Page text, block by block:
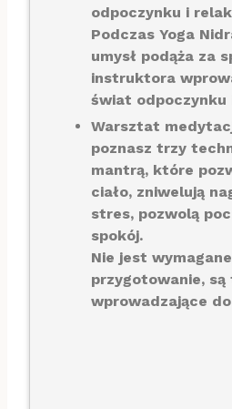
odpoczynku i
Podczas Yoga
umysł podąża za
instruktora
świat odpoczynku
Warsztat
poznasz trzy
mantrą, które
ciało, zniwelują
stres, pozwolą
spokój.
Nie jest
przygotowanie, są
wprowadzające